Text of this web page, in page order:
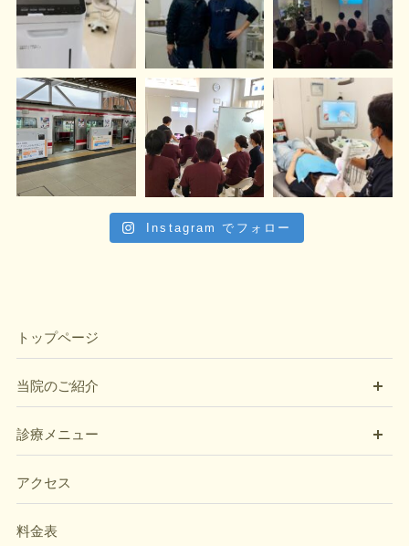
Instagram でフォロー
トップページ
当院のご紹介
診療メニュー
アクセス
料金表